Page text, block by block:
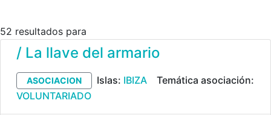
52 resultados para
/ La llave del armario
ASOCIACION Islas: IBIZA
Temática asociación:
VOLUNTARIADO